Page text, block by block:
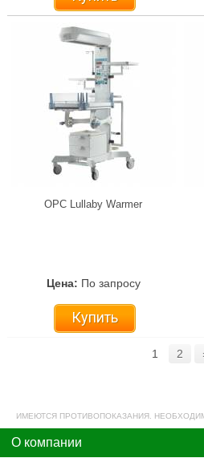
ОРС Lullaby Warmer
Цена: По запросу
Купить
1 2
ИМЕЮТСЯ ПРОТИВОПОКАЗАНИЯ.
О компании